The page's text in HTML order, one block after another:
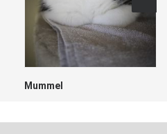
Mummel